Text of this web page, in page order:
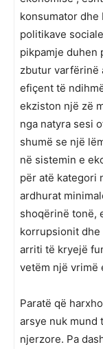
konsumator dhe
politikave
pikpamje duhen
zbutur varfërinë
efiçent të
ekziston një zë
nga natyra sesi
shumë se një
në sistemin e
për atë kategori
ardhurat
shoqërinë tonë,
korrupsionit dhe
arriti të kryejë
vetëm një vrimë
Paratë që
arsye nuk mund
njerzore. Pa